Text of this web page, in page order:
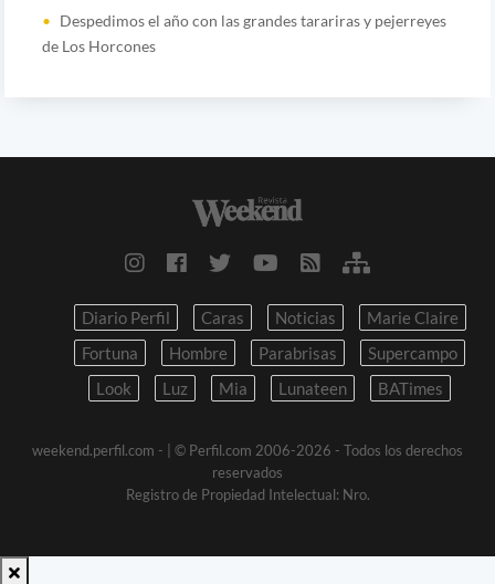
Despedimos el año con las grandes tarariras y pejerreyes
de Los Horcones
Diario Perfil Caras Noticias
Marie Claire
Fortuna
Hombre Parabrisas
Supercampo
Look
Luz Mia Lunateen BATimes
weekend.perfil.com -
| © Perfil.com 2006-2026 - Todos los derechos
reservados
Registro de Propiedad Intelectual: Nro.